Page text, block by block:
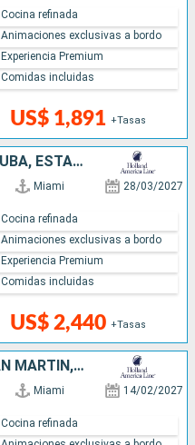
US$ 1,891 +Tasas
Cocina refinada
Animaciones exclusivas a bordo
Experiencia Premium
Comidas incluidas
REPÚBLICA DOMINICANA, ARUBA, ESTADOS UNIDOS, SAN MARTÍN, SANTA LUCIA, ANTIGUA Y BARBUDA, BAHAMAS
Miami 28/03/2027
US$ 2,440 +Tasas
Cocina refinada
Animaciones exclusivas a bordo
Experiencia Premium
Comidas incluidas
BAHAMAS, PUERTO RICO, SAN MARTÍN, ANTIGUA Y BARBUDA, SANTA LUCIA, DOMINICA, BARBADOS, GRENADA, TRINIDAD Y TOBAGO, ARUBA, JAMAICA, ESTADOS UNIDOS
Miami 14/02/2027
Cocina refinada